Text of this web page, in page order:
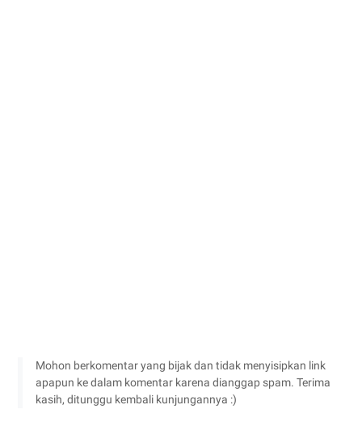
Mohon berkomentar yang bijak dan tidak menyisipkan link
apapun ke dalam komentar karena dianggap spam. Terima
kasih, ditunggu kembali kunjungannya :)